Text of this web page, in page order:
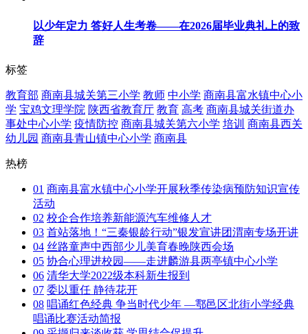
以少年定力 答好人生考卷——在2026届毕业典礼上的致
辞
标签
教育部 商南县城关第三小学 教师 中小学 商南县富水镇中心小
学 宝鸡文理学院 陕西省教育厅 教育 高考 商南县城关街道办
事处中心小学 疫情防控 商南县城关第六小学 培训 商南县西关
幼儿园 商南县青山镇中心小学 商南县
热榜
01 商南县富水镇中心小学开展秋季传染病预防知识宣传
活动
02 校企合作培养新能源汽车维修人才
03 首站落地！“三秦银龄行动”银发宣讲团渭南专场开讲
04 丝路童声中西部少儿美育春晚陕西会场
05 协合心理进校园——走进麟游县两亭镇中心小学
06 清华大学2022级本科新生报到
07 委以重任 静待花开
08 唱诵红色经典 争当时代少年 —鄠邑区北街小学经典
唱诵比赛活动简报